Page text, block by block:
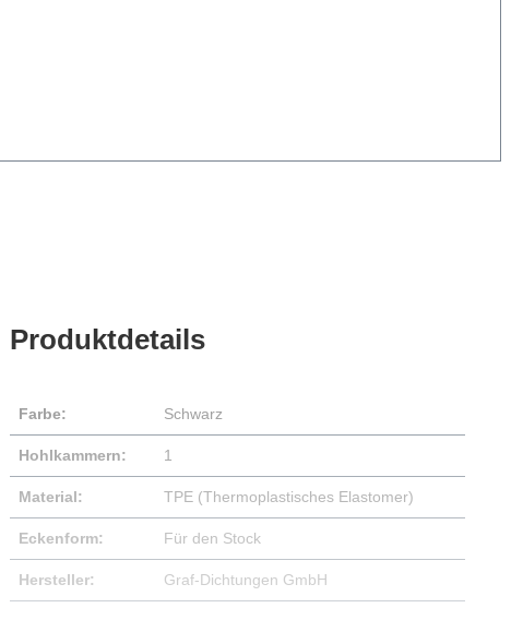
Produktdetails
Farbe: Schwarz
Hohlkammern: 1
Material: TPE (Thermoplastisches Elastomer)
Eckenform: Für den Stock
Hersteller: Graf-Dichtungen GmbH